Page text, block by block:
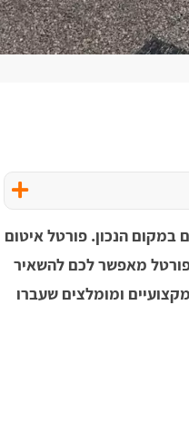
הנכון. פורטל איטום
מאפשר לכם להשאיר
ומומלצים שעברו